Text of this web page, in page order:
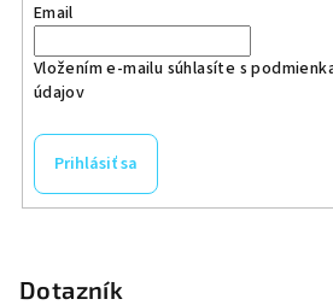
Email
Vložením e-mailu súhlasíte s
údajov
Prihlásiť sa
Dotazník